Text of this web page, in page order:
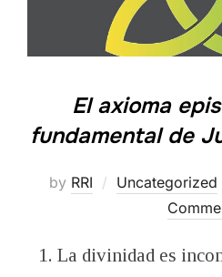
El axioma
fundamental de
by RRI Uncategorized
1. La divinidad es